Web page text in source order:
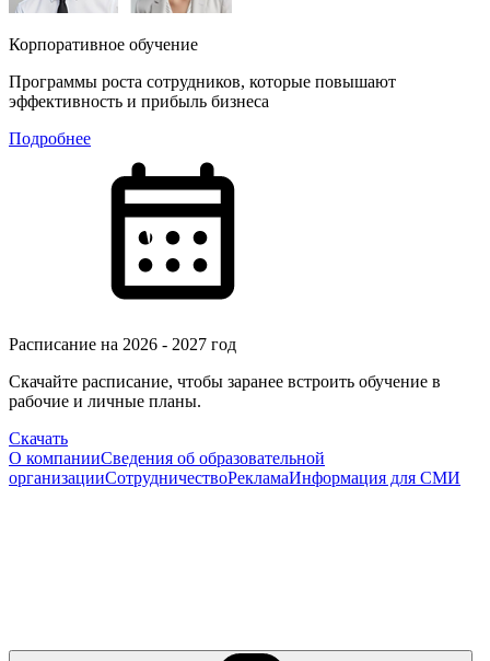
Корпоративное обучение
Программы роста сотрудников, которые повышают
эффективность и прибыль бизнеса
Подробнее
Расписание на 2026 - 2027 год
Скачайте расписание, чтобы заранее встроить обучение в
рабочие и личные планы.
Скачать
О компанииСведения об образовательной
организацииСотрудничествоРекламаИнформация для СМИ